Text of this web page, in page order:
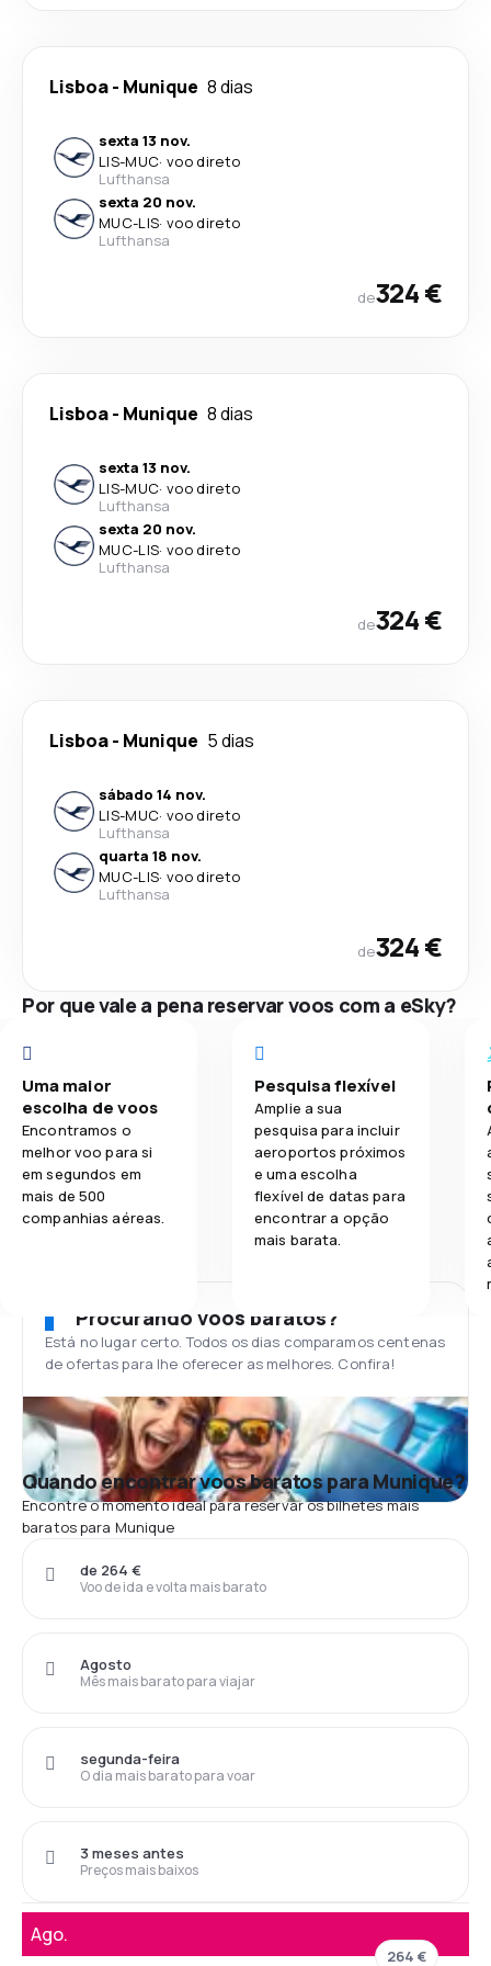
Lisboa- Munique 8 dias
sexta 13 nov.
LIS-MUC· voo direto
Lufthansa
sexta 20 nov.
MUC-LIS· voo direto
Lufthansa
de324 €
Lisboa- Munique 8 dias
sexta 13 nov.
LIS-MUC· voo direto
Lufthansa
sexta 20 nov.
MUC-LIS· voo direto
Lufthansa
de324 €
Lisboa- Munique 5 dias
sábado 14 nov.
LIS-MUC· voo direto
Lufthansa
quarta 18 nov.
MUC-LIS· voo direto
Lufthansa
de324 €
Por que vale a pena reservar voos com a eSky?
Uma maior
escolha de voos
Encontramos o
melhor voo para si
em segundos em
mais de 500
companhias aéreas.
Pesquisa flexível
Amplie a sua
pesquisa para incluir
aeroportos próximos
e uma escolha
flexível de datas para
encontrar a opção
mais barata.
Procurando voos baratos?
Está no lugar certo. Todos os dias comparamos centenas
de ofertas para lhe oferecer as melhores. Confira!
Quando encontrar voos baratos para Munique?
Encontre o momento ideal para reservar os bilhetes mais
baratos para Munique
Voo de ida e volta mais barato
de 264 €
Mês mais barato para viajar
Agosto
O dia mais barato para voar
segunda-feira
Preços mais baixos
3 meses antes
Ago.
264 €